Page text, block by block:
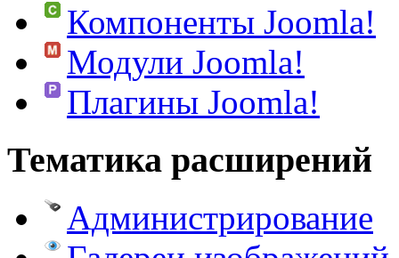
Компоненты Joomla!
Модули Joomla!
Плагины Joomla!
Тематика расширений
Администрирование